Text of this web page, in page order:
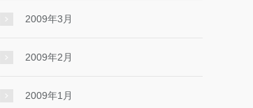
2009年3月
2009年2月
2009年1月